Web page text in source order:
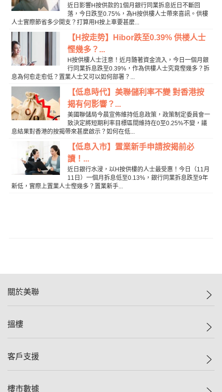
近日影響H按供款的1個月銀行同業拆息近日不斷回
落，今日跌至0.75%，為H按供樓人士帶來喜訊。供樓
人士實際節省多少開支？打算用H按上車要甚麼...
【H按走势】Hibor跌至0.39% 供楼人士
慳幾多？...
H按供樓人士注意！近月隨著資金流入，今日一個月銀
行同業拆息跌至0.39%，作為供樓人士究竟慳幾多？拆
息為何愈走愈低？置業人士又可以如何部署？...
【低息時代】美聯儲利率不變 對香港按
揭有何影響？...
美國聯儲局今晨宣佈維持低息政策，政策制定委員會一
致決定將短期利率目標區間維持在0至0.25%不變，議
息結果對香港的按揭帶來甚麼啟示？如何在低...
【低息入市】置業新手申請按揭前必
讀！...
近日銀行水浸，以H按供樓的人士最受惠！今日（11月
11日）一個月拆息低至0.13%，銀行同業拆息跌至9年
新低，實際上置業人士慳幾多？置業新手...
關於美聯
美聯集團
人才招募
搵樓
一手新盤
客戶支援
自助放盤
樓市數據